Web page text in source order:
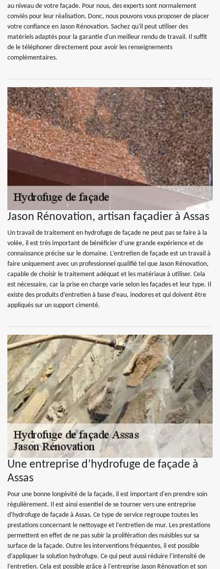
au niveau de votre façade. Pour nous, des experts sont normalement
conviés pour leur réalisation. Donc, nous pouvons vous proposer de placer
votre confiance en Jason Rénovation. Sachez qu'il peut utiliser des
matériels adaptés pour la garantie d'un meilleur rendu de travail. Il suffit
de le téléphoner directement pour avoir les renseignements
complémentaires.
Jason Rénovation, artisan façadier à Assas
Un travail de traitement en hydrofuge de façade ne peut pas se faire à la
volée, il est très important de bénéficier d’une grande expérience et de
connaissance précise sur le domaine. L’entretien de façade est un travail à
faire uniquement avec un professionnel qualifié tel que Jason Rénovation,
capable de choisir le traitement adéquat et les matériaux à utiliser. Cela
est nécessaire, car la prise en charge varie selon les façades et leur type. Il
existe des produits d’entretien à base d’eau, inodores et qui doivent être
appliqués sur un support cimenté.
Une entreprise d’hydrofuge de façade à
Assas
Pour une bonne longévité de la façade, il est important d'en prendre soin
régulièrement. Il est ainsi essentiel de se tourner vers une entreprise
d'hydrofuge de façade à Assas. Ce type de service regroupe toutes les
prestations concernant le nettoyage et l’entretien de mur. Les prestations
permettent en effet de ne pas subir la prolifération des nuisibles sur sa
surface de la façade. Outre les interventions fréquentes, il est possible
d’appliquer la solution hydrofuge. Ce qui peut aussi réduire l’intensité de
l’entretien. Cela est possible grâce à l'entreprise Jason Rénovation et son